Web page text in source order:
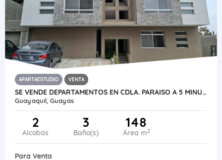
APARTAESTUDIO VENTA
SE VENDE DEPARTAMENTOS EN CDLA. PARAISO A 5 MINUTOS DEL ALBAN BORJA
Guayaquil, Guayas
2
Alcobas
3
Baño(s)
148
Área m2
Para Venta